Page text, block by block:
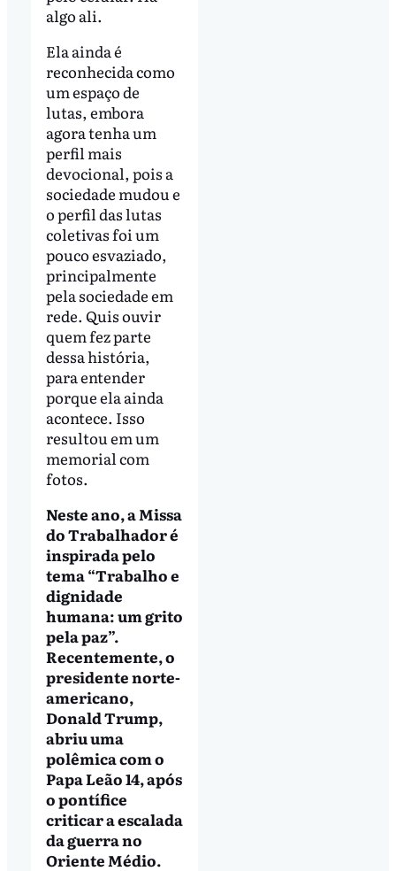
algo ali.
Ela ainda é
reconhecida como
um espaço de
lutas, embora
agora tenha um
perfil mais
devocional, pois a
sociedade mudou e
o perfil das lutas
coletivas foi um
pouco esvaziado,
principalmente
pela sociedade em
rede. Quis ouvir
quem fez parte
dessa história,
para entender
porque ela ainda
acontece. Isso
resultou em um
memorial com
fotos.
Neste ano, a Missa
do Trabalhador é
inspirada pelo
tema “Trabalho e
dignidade
humana: um grito
pela paz”.
Recentemente, o
presidente norte-
americano,
Donald Trump,
abriu uma
polêmica com o
Papa Leão 14, após
o pontífice
criticar a escalada
da guerra no
Oriente Médio.